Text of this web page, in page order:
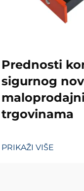
Prednosti
sigurnog
trgovinama
PRIKAŽI VIŠE